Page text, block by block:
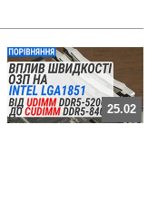
25.02